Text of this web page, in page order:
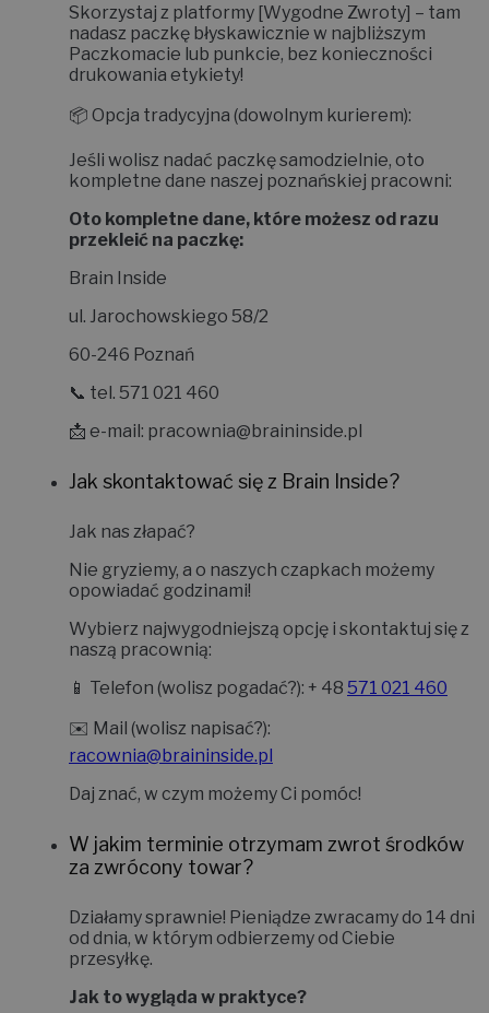
Skorzystaj z platformy [Wygodne Zwroty] – tam
nadasz paczkę błyskawicznie w najbliższym
Paczkomacie lub punkcie, bez konieczności
drukowania etykiety!
📦 Opcja tradycyjna (dowolnym kurierem):
Jeśli wolisz nadać paczkę samodzielnie, oto
kompletne dane naszej poznańskiej pracowni:
Oto kompletne dane, które możesz od razu
przekleić na paczkę:
Brain Inside
ul. Jarochowskiego 58/2
60-246 Poznań
📞 tel. 571 021 460
📩 e-mail: pracownia@braininside.pl
Jak skontaktować się z Brain Inside?
Jak nas złapać?
Nie gryziemy, a o naszych czapkach możemy
opowiadać godzinami!
Wybierz najwygodniejszą opcję i skontaktuj się z
naszą pracownią:
📱 Telefon (wolisz pogadać?): + 48 571 021 460
✉️ Mail (wolisz napisać?):
racownia@braininside.pl
Daj znać, w czym możemy Ci pomóc!
W jakim terminie otrzymam zwrot środków
za zwrócony towar?
Działamy sprawnie! Pieniądze zwracamy do 14 dni
od dnia, w którym odbierzemy od Ciebie
przesyłkę.
Jak to wygląda w praktyce?